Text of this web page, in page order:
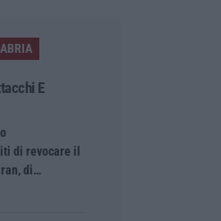
E
di revocare il
di…